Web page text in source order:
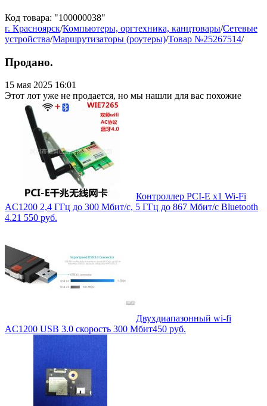
Код товара: "100000038"
г. Красноярск/Компьютеры, оргтехника, канцтовары/Сетевые
устройства/Маршрутизаторы (роутеры)/Товар №25267514/
Продано.
15 мая 2025 16:01
Этот лот уже не продается, но мы нашли для вас похожие
Контроллер PCI-E x1 Wi-Fi
AC1200 2,4 ГГц до 300 Мбит/с, 5 ГГц до 867 Мбит/с Bluetooth
4.21 550 руб.
Двухдиапазонный wi-fi
AC1200 USB 3.0 скорость 300 Мбит450 руб.